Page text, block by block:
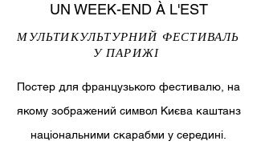
UN WEEK-END À L'EST
МУЛЬТИКУЛЬТУРНИЙ ФЕСТИВАЛЬ
У ПАРИЖІ
Постер для французького фестивалю, на
якому зображений символ Києва каштанз
національними скарабми у середині.